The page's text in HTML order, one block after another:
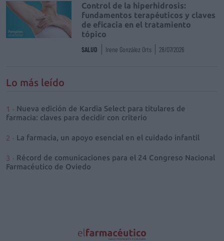
Control de la hiperhidrosis:
fundamentos terapéuticos y claves
de eficacia en el tratamiento
tópico
SALUD Irene González Orts 28/07/2026
Lo más leído
Nueva edición de Kardia Select para titulares de
farmacia: claves para decidir con criterio
La farmacia, un apoyo esencial en el cuidado infantil
Récord de comunicaciones para el 24 Congreso Nacional
Farmacéutico de Oviedo